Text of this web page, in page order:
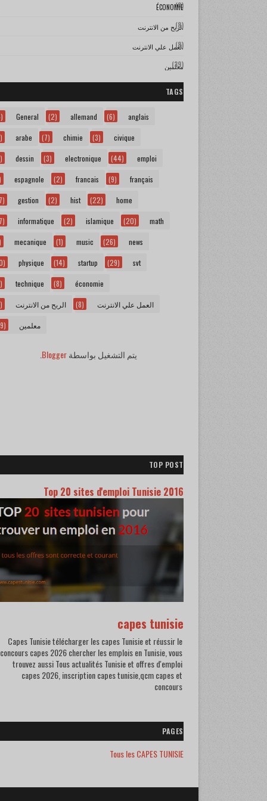
ÉCONOMIE
(8)
الربح من الانترنت
(8)
العمل علي الانترنت
(8)
معلمين
(39)
TAGS
General allemand
(2) anglais
(6)
arabe chimie
(7) civique
(3)
dessin electronique
(3) emploi
(44)
espagnole francais
(2) français
(9)
gestion hist
(2) home
(22)
informatique islamique
(2) math
(20)
mecanique music
(1) news
(26)
physique startup
(14) svt
(29)
technique économie
(8)
الربح من الانترنت العمل علي الانترنت (8)
معلمين
يتم التشغيل بواسطةBlogger
TOP POST
Top 20 sites d'emploi Tunisie 2016
capes tunisie
Capes Tunisie télécharger les capes Tunisie et réussir le
concours capes 2026 chercher les emplois en Tunisie, vous
trouvez aussi Tous actualités Tunisie et offres d'emploi
capes 2026, inscription capes tunisie,qcm capes et
concours
PAGES
Tous les CAPES TUNISIE